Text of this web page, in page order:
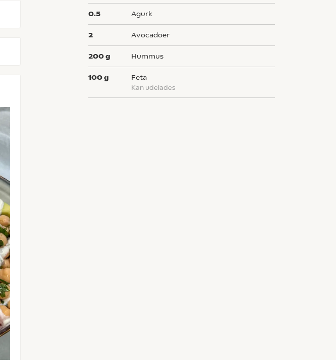
0.5 agurk
2 avocadoer
200g hummus
100g feta
kan udelades